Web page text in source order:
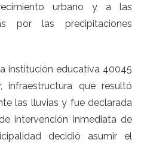
urbano y a las
por las precipitaciones
institución educativa 40045
infraestructura que resultó
las lluvias y fue declarada
intervención inmediata de
decidió asumir el